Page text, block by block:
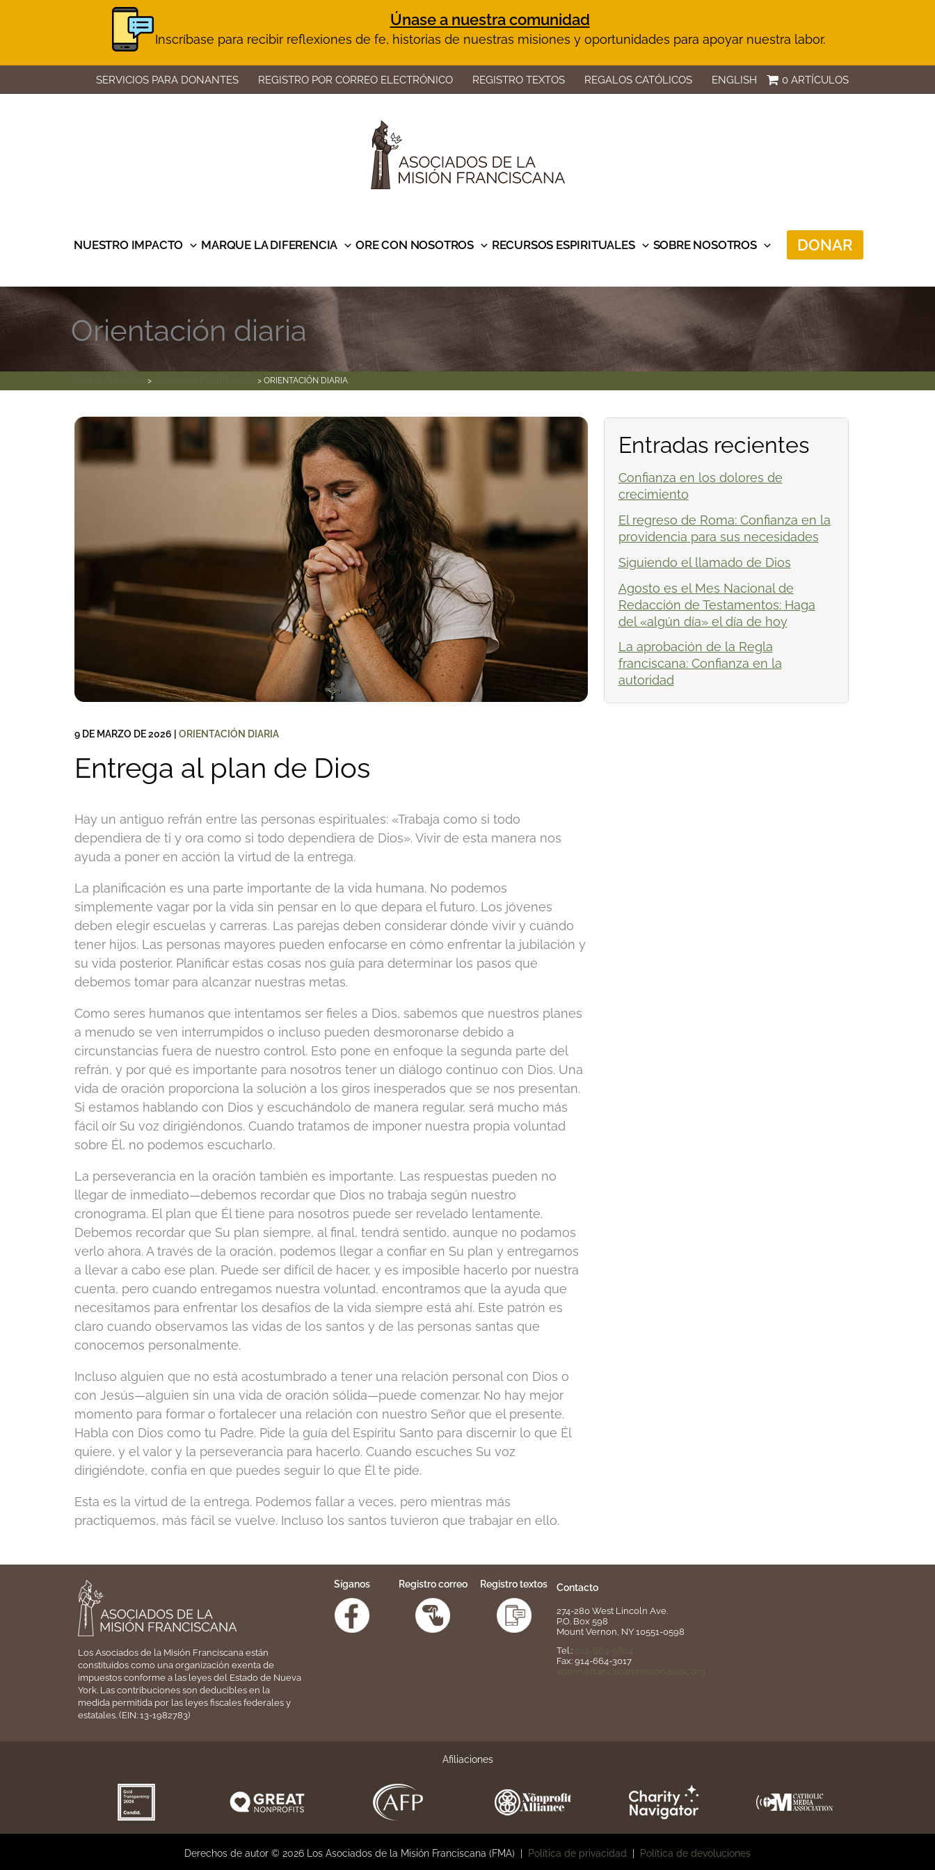
Únase a nuestra comunidad
Inscríbase para recibir reflexiones de fe, historias de nuestras misiones y oportunidades para apoyar nuestra labor.
to
SERVICIOS PARA DONANTES REGISTRO POR CORREO ELECTRÓNICO REGISTRO TEXTOS REGALOS CATÓLICOS ENGLISH 0 ARTÍCULOS
NUESTRO IMPACTO MARQUE LA DIFERENCIA ORE CON NOSOTROS RECURSOS ESPIRITUALES SOBRE NOSOTROS DONAR
Orientación diaria
> > ORIENTACIÓN DIARIA
9 DE MARZO DE 2026 ORIENTACIÓN DIARIA
Entrega al plan de Dios
Hay un antiguo refrán entre las personas espirituales: «Trabaja como si todo
dependiera de ti y ora como si todo dependiera de Dios». Vivir de esta manera nos
ayuda a poner en acción la virtud de la entrega.
La planificación es una parte importante de la vida humana. No podemos
simplemente vagar por la vida sin pensar en lo que depara el futuro. Los jóvenes
deben elegir escuelas y carreras. Las parejas deben considerar dónde vivir y cuándo
tener hijos. Las personas mayores pueden enfocarse en cómo enfrentar la jubilación y
su vida posterior. Planificar estas cosas nos guía para determinar los pasos que
debemos tomar para alcanzar nuestras metas.
Como seres humanos que intentamos ser fieles a Dios, sabemos que nuestros planes
a menudo se ven interrumpidos o incluso pueden desmoronarse debido a
circunstancias fuera de nuestro control. Esto pone en enfoque la segunda parte del
refrán, y por qué es importante para nosotros tener un diálogo continuo con Dios. Una
vida de oración proporciona la solución a los giros inesperados que se nos presentan.
Si estamos hablando con Dios y escuchándolo de manera regular, será mucho más
fácil oír Su voz dirigiéndonos. Cuando tratamos de imponer nuestra propia voluntad
sobre Él, no podemos escucharlo.
La perseverancia en la oración también es importante. Las respuestas pueden no
llegar de inmediato—debemos recordar que Dios no trabaja según nuestro
cronograma. El plan que Él tiene para nosotros puede ser revelado lentamente.
Debemos recordar que Su plan siempre, al final, tendrá sentido, aunque no podamos
verlo ahora. A través de la oración, podemos llegar a confiar en Su plan y entregarnos
a llevar a cabo ese plan. Puede ser difícil de hacer, y es imposible hacerlo por nuestra
cuenta, pero cuando entregamos nuestra voluntad, encontramos que la ayuda que
necesitamos para enfrentar los desafíos de la vida siempre está ahí. Este patrón es
claro cuando observamos las vidas de los santos y de las personas santas que
conocemos personalmente.
Incluso alguien que no está acostumbrado a tener una relación personal con Dios o
con Jesús—alguien sin una vida de oración sólida—puede comenzar. No hay mejor
momento para formar o fortalecer una relación con nuestro Señor que el presente.
Habla con Dios como tu Padre. Pide la guía del Espíritu Santo para discernir lo que Él
quiere, y el valor y la perseverancia para hacerlo. Cuando escuches Su voz
dirigiéndote, confía en que puedes seguir lo que Él te pide.
Esta es la virtud de la entrega. Podemos fallar a veces, pero mientras más
practiquemos, más fácil se vuelve. Incluso los santos tuvieron que trabajar en ello.
Entradas recientes
Confianza en los dolores de
crecimiento
El regreso de Roma: Confianza en la
providencia para sus necesidades
Siguiendo el llamado de Dios
Agosto es el Mes Nacional de
Redacción de Testamentos: Haga
del «algún día» el día de hoy
La aprobación de la Regla
franciscana: Confianza en la
autoridad
Los Asociados de la Misión Franciscana están
constituidos como una organización exenta de
impuestos conforme a las leyes del Estado de Nueva
York. Las contribuciones son deducibles en la
medida permitida por las leyes fiscales federales y
estatales. (EIN: 13-1982783)
Síganos Registro correo Registro textos Contacto
274-280 West Lincoln Ave.
P.O. Box 598
Mount Vernon, NY 10551-0598
Tel.:
914-664-5604
Fax: 914-664-3017
admin@franciscanmissionassoc.org
Afiliaciones
Derechos de autor © 2026 Los Asociados de la Misión Franciscana (FMA) | Política de privacidad Política de devoluciones